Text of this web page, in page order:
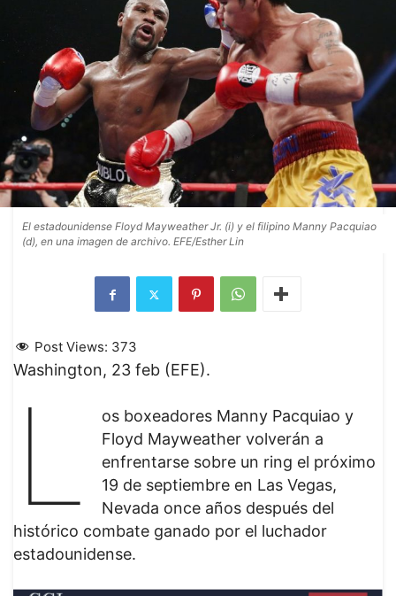
El estadounidense Floyd Mayweather Jr. (i) y el filipino Manny Pacquiao
(d), en una imagen de archivo. EFE/Esther Lin
Post Views: 373
Washington, 23 feb (EFE).
L
os boxeadores Manny Pacquiao y
Floyd Mayweather volverán a
enfrentarse sobre un ring el próximo
19 de septiembre en Las Vegas,
Nevada once años después del
histórico combate ganado por el luchador
estadounidense.